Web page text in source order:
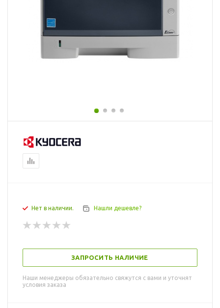
Нет в наличии. Нашли дешевле?
ЗАПРОСИТЬ НАЛИЧИЕ
Наши менеджеры обязательно свяжутся с вами и уточнят
условия заказа